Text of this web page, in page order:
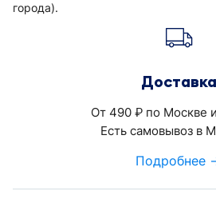
города).
Доставка
От 490 руб. по Москве
Есть самовывоз в
Подробнее